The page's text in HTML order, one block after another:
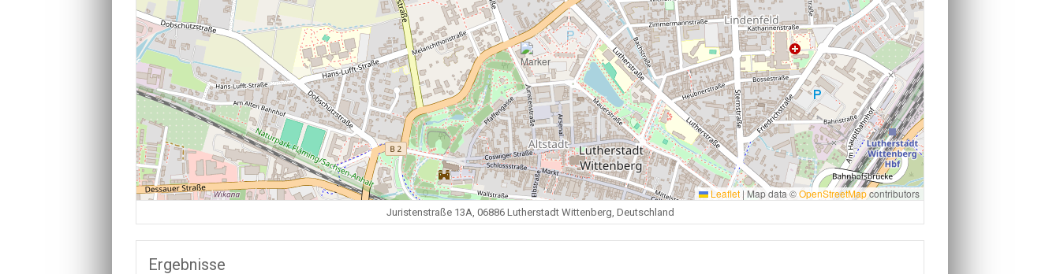
Leaflet | Map data ©OpenStreetMapcontributors
Juristenstraße 13A, 06886 Lutherstadt Wittenberg, Deutschland
Ergebnisse